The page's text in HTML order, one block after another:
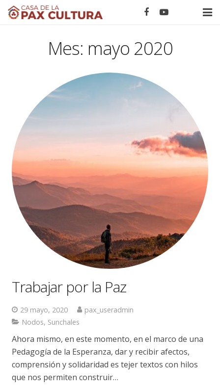
Calendario ONU
Proyectos
Nodos
Acerca de
Mes: mayo 2020
Trabajar por la Paz
29 mayo, 2020
pax_useradmin
Nodos, Sunchales
Ahora mismo, en este momento, en el marco de una
Pedagogía de la Esperanza, dar y recibir afectos,
comprensión y solidaridad es tejer textos con hilos
que nos permiten construir…